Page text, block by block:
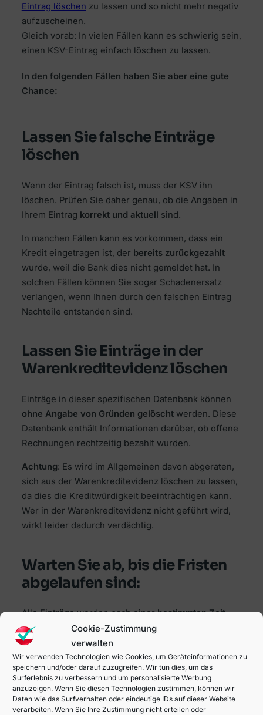
Cookie-Zustimmung
verwalten
Wir verwenden Technologien wie Cookies, um Geräteinformationen zu
speichern und/oder darauf zuzugreifen. Wir tun dies, um das
Surferlebnis zu verbessern und um personalisierte Werbung
anzuzeigen. Wenn Sie diesen Technologien zustimmen, können wir
Daten wie das Surfverhalten oder eindeutige IDs auf dieser Website
verarbeiten. Wenn Sie Ihre Zustimmung nicht erteilen oder
Eintrag löschen zu lassen und so nicht mehr negativ
aufzuscheinen.
Gleich vorab: In vielen Fällen kann es schwierig sein,
einen KSV-Eintrag einfach löschen zu lassen.
In den folgenden Fällen haben Sie aber eine gute
Chance:
Lassen Sie falsche Einträge
löschen
Wenn der Eintrag falsch ist, muss der KSV ihn
löschen. Prüfen Sie daher genau, ob die Angaben in
Ihrem Eintrag korrekt und aktuell sind.
In manchen Fällen kann es vorkommen, dass ein
Kredit eingetragen ist, der bereits zurückgezahlt
wurde, weil die Bank dies nicht gemeldet hat. In
solchen Fällen können Sie sogar Schadenersatz
verlangen, wenn Ihnen durch den falschen Eintrag
Nachteile entstanden sind.
Lassen Sie Einträge in der
Warenkreditevidenz löschen
Einträge in dieser spezifischen Datenbank können
ohne Angabe von Gründen gelöschtwerden. Diese
Datenbank enthält Informationen darüber, ob offene
Rechnungen rechtzeitig bezahlt wurden.
Achtung: Es wird im Allgemeinen davon abgeraten,
sich aus der Warenkreditevidenz löschen zu lassen,
da dies die Kreditwürdigkeit beeinträchtigen kann.
Wer in der Warenkreditevidenz nicht geführt wird,
wirkt leider dadurch verdächtig.
Warten Sie ab, bis die Fristen
abgelaufen sind:
Alle Einträge werden nach einerbestimmten Zeit
automatisch gelöscht. Je nach Art des Eintrags kann
dies drei Monate oder sogar 7 Jahre dauern.
KSV-Eintrag verbessern